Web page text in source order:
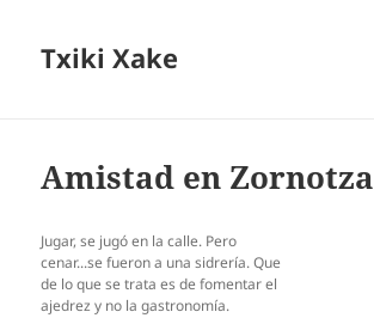
Txiki Xake
Amistad en Zornotza
Jugar, se jugó en la calle. Pero
cenar...se fueron a una sidrería. Que
de lo que se trata es de fomentar el
ajedrez y no la gastronomía.